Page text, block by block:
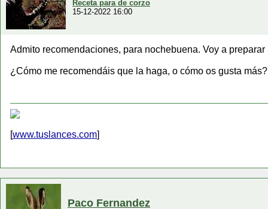
Receta para de corzo
15-12-2022 16:00
Admito recomendaciones, para nochebuena. Voy a preparar
¿Cómo me recomendáis que la haga, o cómo os gusta más?
[www.tuslances.com]
Paco Fernandez